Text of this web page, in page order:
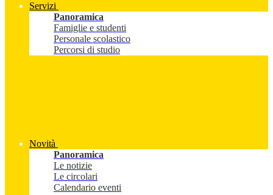
Servizi
Panoramica
Famiglie e studenti
Personale scolastico
Percorsi di studio
Novità
Panoramica
Le notizie
Le circolari
Calendario eventi